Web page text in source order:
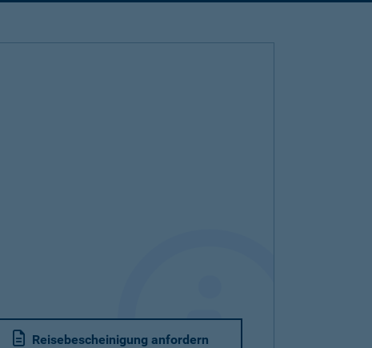
Reisebescheinigung anfordern